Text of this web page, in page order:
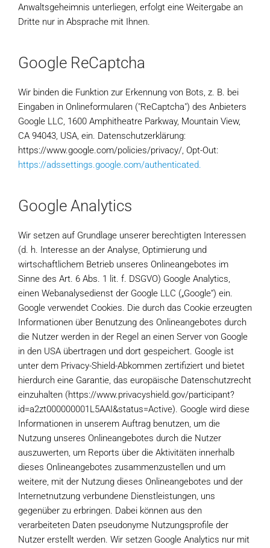
Anwaltsgeheimnis unterliegen, erfolgt eine Weitergabe an
Dritte nur in Absprache mit Ihnen.
Google ReCaptcha
Wir binden die Funktion zur Erkennung von Bots, z. B. bei
Eingaben in Onlineformularen ("ReCaptcha") des Anbieters
Google LLC, 1600 Amphitheatre Parkway, Mountain View,
CA 94043, USA, ein. Datenschutzerklärung:
https://www.google.com/policies/privacy/, Opt-Out:
https://adssettings.google.com/authenticated.
Google Analytics
Wir setzen auf Grundlage unserer berechtigten Interessen
(d. h. Interesse an der Analyse, Optimierung und
wirtschaftlichem Betrieb unseres Onlineangebotes im
Sinne des Art. 6 Abs. 1 lit. f. DSGVO) Google Analytics,
einen Webanalysedienst der Google LLC („Google“) ein.
Google verwendet Cookies. Die durch das Cookie erzeugten
Informationen über Benutzung des Onlineangebotes durch
die Nutzer werden in der Regel an einen Server von Google
in den USA übertragen und dort gespeichert. Google ist
unter dem Privacy-Shield-Abkommen zertifiziert und bietet
hierdurch eine Garantie, das europäische Datenschutzrecht
einzuhalten (https://www.privacyshield.gov/participant?
id=a2zt000000001L5AAI&status=Active). Google wird diese
Informationen in unserem Auftrag benutzen, um die
Nutzung unseres Onlineangebotes durch die Nutzer
auszuwerten, um Reports über die Aktivitäten innerhalb
dieses Onlineangebotes zusammenzustellen und um
weitere, mit der Nutzung dieses Onlineangebotes und der
Internetnutzung verbundene Dienstleistungen, uns
gegenüber zu erbringen. Dabei können aus den
verarbeiteten Daten pseudonyme Nutzungsprofile der
Nutzer erstellt werden. Wir setzen Google Analytics nur mit